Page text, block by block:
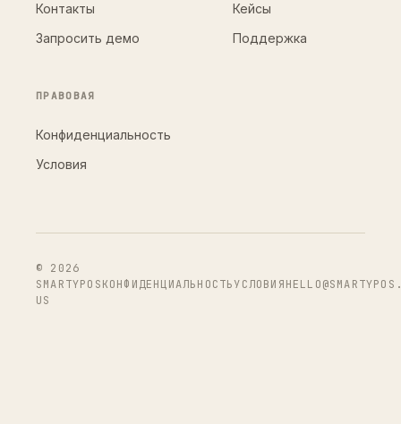
Контакты
Запросить демо
Кейсы
Поддержка
ПРАВОВАЯ
Конфиденциальность
Условия
© 2026
SMARTYPOS
US
КОНФИДЕНЦИАЛЬНОСТЬУСЛОВИЯ